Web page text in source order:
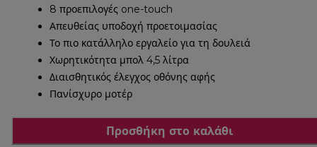
8 προεπιλογές one-touch
Απευθείας υποδοχή προετοιμασίας
Το πιο κατάλληλο εργαλείο για τη δουλειά
Χωρητικότητα μπολ 4,5 λίτρα
Διαισθητικός έλεγχος οθόνης αφής
Πανίσχυρο μοτέρ
Προσθήκη στο καλάθι